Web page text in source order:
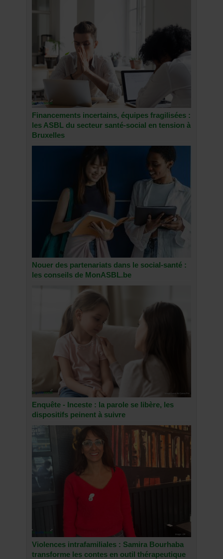
Financements incertains, équipes fragilisées :
les ASBL du secteur santé-social en tension à
Bruxelles
Nouer des partenariats dans le social-santé :
les conseils de MonASBL.be
Enquête - Inceste : la parole se libère, les
dispositifs peinent à suivre
Violences intrafamiliales : Samira Bourhaba
transforme les contes en outil thérapeutique